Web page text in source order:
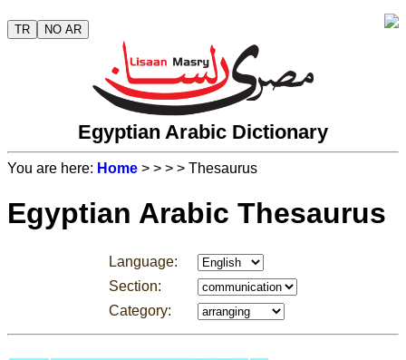
TR NO AR
Egyptian Arabic Dictionary
You are here: Home > > > > Thesaurus
Egyptian Arabic Thesaurus
Language:
Section:
Category: